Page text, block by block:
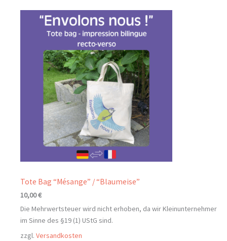
Tote Bag “Mésange” / “Blaumeise”
10,00€
Die Mehrwertsteuer wird nicht erhoben, da wir Kleinunternehmer
im Sinne des §19 (1) UStG sind.
zzgl. Versandkosten